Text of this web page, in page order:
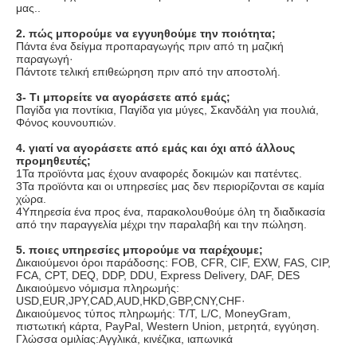
μας..
2. πώς μπορούμε να εγγυηθούμε την ποιότητα;
Πάντα ένα δείγμα προπαραγωγής πριν από τη μαζική
παραγωγή·
Πάντοτε τελική επιθεώρηση πριν από την αποστολή.
3- Τι μπορείτε να αγοράσετε από εμάς;
Παγίδα για ποντίκια, Παγίδα για μύγες, Σκανδάλη για πουλιά,
Φόνος κουνουπιών.
4. γιατί να αγοράσετε από εμάς και όχι από άλλους
προμηθευτές;
1Τα προϊόντα μας έχουν αναφορές δοκιμών και πατέντες.
3Τα προϊόντα και οι υπηρεσίες μας δεν περιορίζονται σε καμία
χώρα.
4Υπηρεσία ένα προς ένα, παρακολουθούμε όλη τη διαδικασία
από την παραγγελία μέχρι την παραλαβή και την πώληση.
5. ποιες υπηρεσίες μπορούμε να παρέχουμε;
Δικαιούμενοι όροι παράδοσης: FOB, CFR, CIF, EXW, FAS, CIP,
FCA, CPT, DEQ, DDP, DDU, Express Delivery, DAF, DES
Δικαιούμενο νόμισμα πληρωμής:
USD,EUR,JPY,CAD,AUD,HKD,GBP,CNY,CHF·
Δικαιούμενος τύπος πληρωμής: T/T, L/C, MoneyGram,
πιστωτική κάρτα, PayPal, Western Union, μετρητά, εγγύηση.
Γλώσσα ομιλίας:Αγγλικά, κινέζικα, ιαπωνικά